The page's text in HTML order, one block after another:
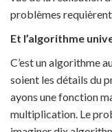
problèmes
Et l’algorithme
C’est un algorithme
soient les détails du
ayons une fonction
multiplication. Le